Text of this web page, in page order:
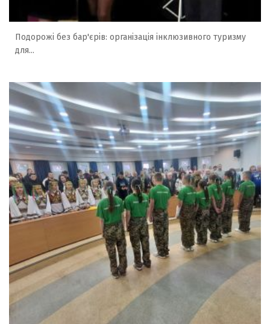
Подорожі без бар'єрів: організація інклюзивного туризму
для...